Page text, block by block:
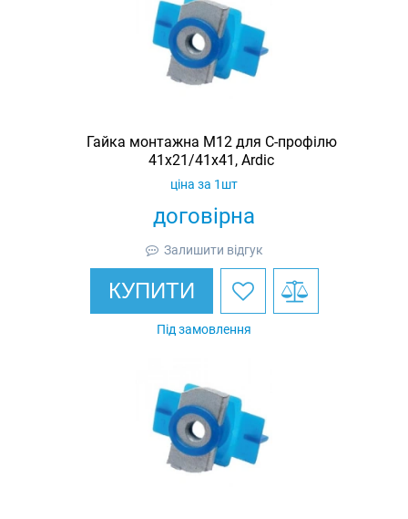
Гайка монтажна M12 для C-профілю
41х21/41х41, Ardic
договірна
ціна за 1шт
Залишити відгук
КУПИТИ
Під замовлення